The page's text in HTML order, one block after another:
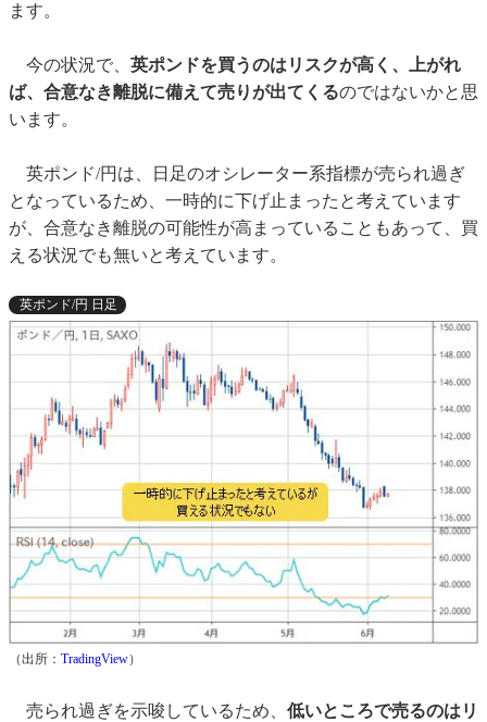
ます。
今の状況で、 英ポンドを買うのはリスクが高く、上がれ
ば、合意なき離脱に備えて売りが出てくるのではないかと思
います。
英ポンド/円は、日足のオシレーター系指標が売られ過ぎ
となっているため、一時的に下げ止まったと考えています
が、合意なき離脱の可能性が高まっていることもあって、買
える状況でも無いと考えています。
英ポンド/円 日足
（出所： TradingView）
売られ過ぎを示唆しているため、 低いところで売るのはリ